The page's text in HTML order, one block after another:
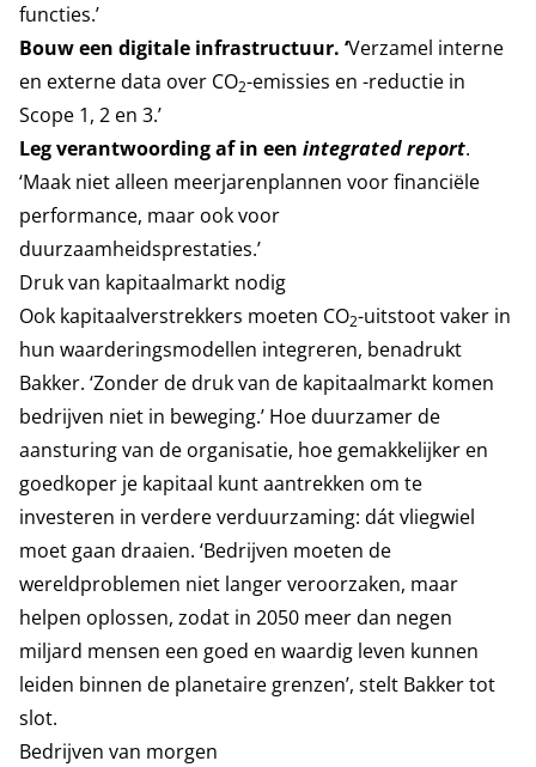
functies.’
Bouw een digitale infrastructuur. ‘Verzamel interne
en externe data over CO2-emissies en -reductie in
Scope 1, 2 en 3.’
Leg verantwoording af in een integrated report.
‘Maak niet alleen meerjarenplannen voor financiële
performance, maar ook voor
duurzaamheidsprestaties.’
Druk van kapitaalmarkt nodig
Ook kapitaalverstrekkers moeten CO2-uitstoot vaker in
hun waarderingsmodellen integreren, benadrukt
Bakker. ‘Zonder de druk van de kapitaalmarkt komen
bedrijven niet in beweging.’ Hoe duurzamer de
aansturing van de organisatie, hoe gemakkelijker en
goedkoper je kapitaal kunt aantrekken om te
investeren in verdere verduurzaming: dát vliegwiel
moet gaan draaien. ‘Bedrijven moeten de
wereldproblemen niet langer veroorzaken, maar
helpen oplossen, zodat in 2050 meer dan negen
miljard mensen een goed en waardig leven kunnen
leiden binnen de planetaire grenzen’, stelt Bakker tot
slot.
Bedrijven van morgen